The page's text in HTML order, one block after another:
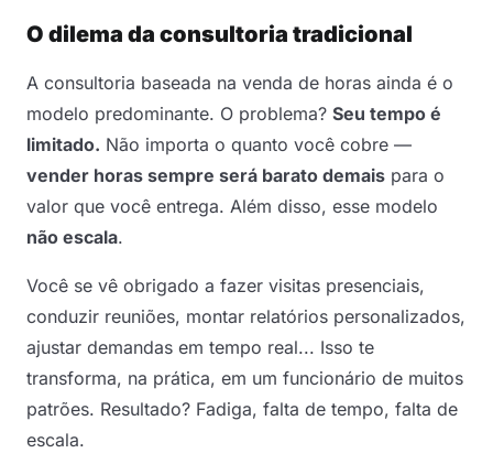
O dilema da consultoria tradicional
A consultoria baseada na venda de horas ainda é o
modelo predominante. O problema? Seu tempo é
limitado. Não importa o quanto você cobre —
vender horas sempre será barato demais para o
valor que você entrega. Além disso, esse modelo
não escala.
Você se vê obrigado a fazer visitas presenciais,
conduzir reuniões, montar relatórios personalizados,
ajustar demandas em tempo real... Isso te
transforma, na prática, em um funcionário de muitos
patrões. Resultado? Fadiga, falta de tempo, falta de
escala.